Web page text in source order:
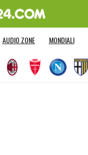
AUDIO ZONE MONDIALI